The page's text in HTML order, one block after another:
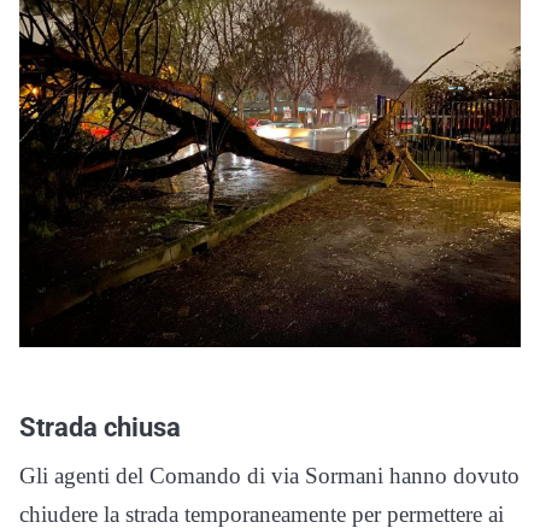
Strada chiusa
Gli agenti del Comando di via Sormani hanno dovuto
chiudere la strada temporaneamente per permettere ai